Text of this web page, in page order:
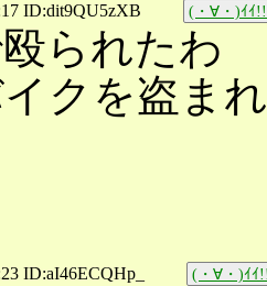
ID:dit9QU5zXB (・∀・)ｲｲ!!
られたわ
クを盗ま
ID:aI46ECQHp_ (・∀・)ｲｲ